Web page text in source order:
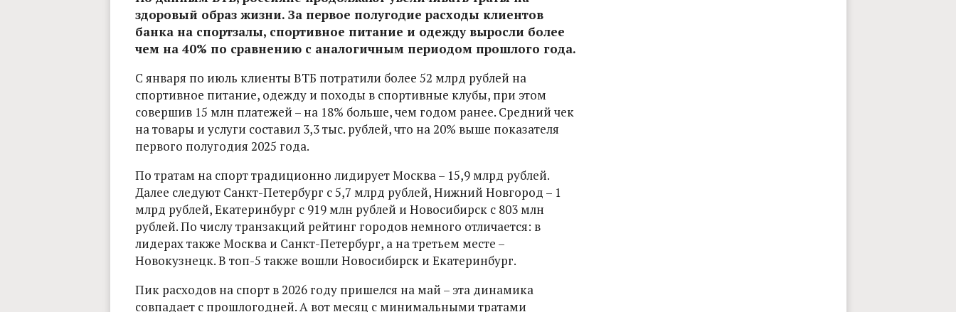
здоровый образ жизни. За первое полугодие расходы клиентов
банка на спортзалы, спортивное питание и одежду выросли более
чем на 40% по сравнению с аналогичным периодом прошлого года.
С января по июль клиенты ВТБ потратили более 52 млрд рублей на
спортивное питание, одежду и походы в спортивные клубы, при этом
совершив 15 млн платежей – на 18% больше, чем годом ранее. Средний чек
на товары и услуги составил 3,3 тыс. рублей, что на 20% выше показателя
первого полугодия 2025 года.
По тратам на спорт традиционно лидирует Москва – 15,9 млрд рублей.
Далее следуют Санкт-Петербург с 5,7 млрд рублей, Нижний Новгород – 1
млрд рублей, Екатеринбург с 919 млн рублей и Новосибирск с 803 млн
рублей. По числу транзакций рейтинг городов немного отличается: в
лидерах также Москва и Санкт-Петербург, а на третьем месте –
Новокузнецк. В топ-5 также вошли Новосибирск и Екатеринбург.
Пик расходов на спорт в 2026 году пришелся на май – эта динамика
совпадает с прошлогодней. А вот месяц с минимальными тратами